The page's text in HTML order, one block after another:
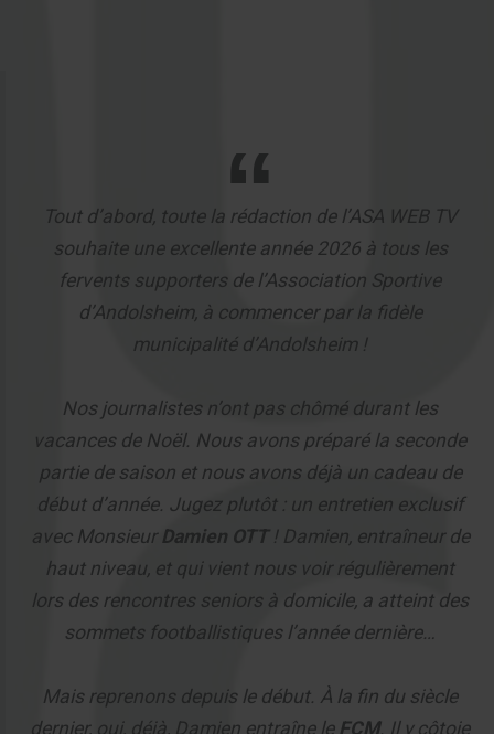
Tout d’abord, toute la rédaction de l’ASA WEB TV
souhaite une excellente année 2026 à tous les
fervents supporters de l’Association Sportive
d’Andolsheim, à commencer par la fidèle
municipalité d’Andolsheim !
Nos journalistes n’ont pas chômé durant les
vacances de Noël. Nous avons préparé la seconde
partie de saison et nous avons déjà un cadeau de
début d’année. Jugez plutôt : un entretien exclusif
avec Monsieur Damien OTT ! Damien, entraîneur de
haut niveau, et qui vient nous voir régulièrement
lors des rencontres seniors à domicile, a atteint des
sommets footballistiques l’année dernière…
Mais reprenons depuis le début. À la fin du siècle
dernier, oui, déjà, Damien entraîne le FCM. Il y côtoie